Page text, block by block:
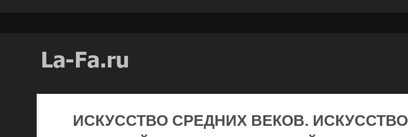
ИСКУССТВО СРЕДНИХ ВЕКОВ. ИСКУССТВО